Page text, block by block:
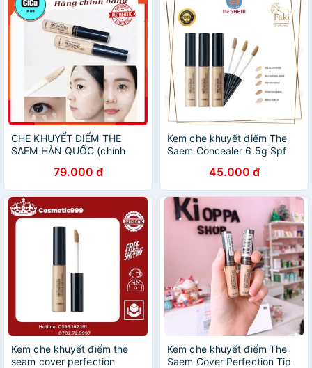
CHE KHUYẾT ĐIỂM THE
SAEM HÀN QUỐC (chính
79.000 đ
Kem che khuyết điểm The
Saem Concealer 6.5g Spf
điểm The Saem dạng kem
lỏng.
45.000 đ
Kem che khuyết điểm the
seam cover perfection
Kem che khuyết điểm The
Saem Cover Perfection Tip